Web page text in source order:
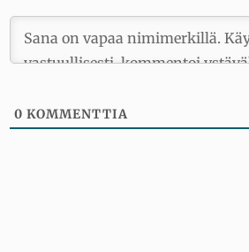
0 KOMMENTTIA